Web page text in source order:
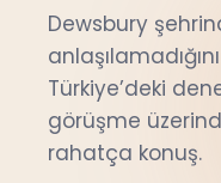
Dewsbury
Türkiye’deki
görüşme
rahatça konuş.